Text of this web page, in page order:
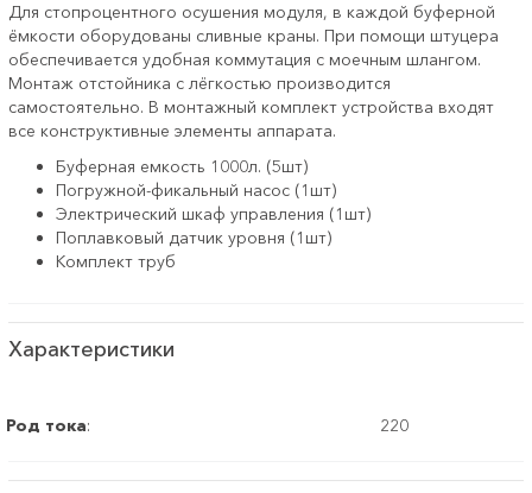
Для стопроцентного осушения модуля, в каждой буферной
ёмкости оборудованы сливные краны. При помощи штуцера
обеспечивается удобная коммутация с моечным шлангом.
Монтаж отстойника с лёгкостью производится
самостоятельно. В монтажный комплект устройства входят
все конструктивные элементы аппарата.
Буферная емкость 1000л. (5шт)
Погружной-фикальный насос (1шт)
Электрический шкаф управления (1шт)
Поплавковый датчик уровня (1шт)
Комплект труб
Характеристики
Род тока: 220